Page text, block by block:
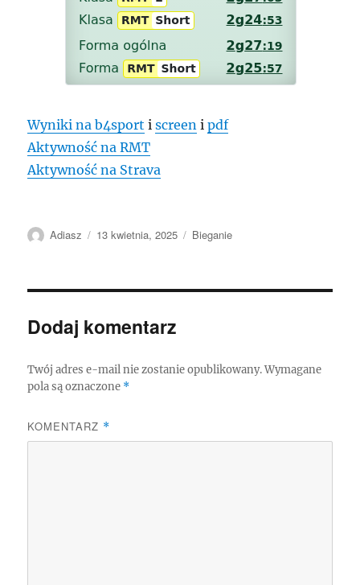
Wyniki na b4sport iscreen ipdf
Aktywność na RMT
Aktywność na Strava
Autor
Adiasz
Data
13 kwietnia, 2025 Kategorie
Bieganie
Dodaj komentarz
Twój adres e-mail nie zostanie opublikowany. Wymagane
pola są oznaczone *
KOMENTARZ *